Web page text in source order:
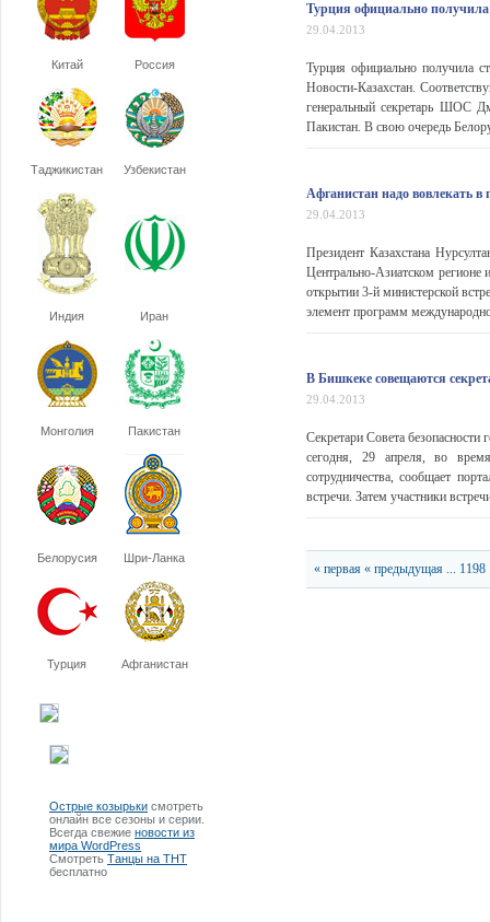
Китай Россия
Таджикистан Узбекистан
Индия Иран
Монголия Пакистан
Белорусия Шри-Ланка
Турция Афганистан
Острые козырьки смотреть
онлайн все сезоны и серии.
Всегда свежие новости из
мира WordPress
Смотреть Танцы на ТНТ
бесплатно
Турция официально
29.04.2013
Турция официально получила
Новости-Казахстан.
генеральный секретарь ШОС
Пакистан. В свою очередь
Афганистан надо вовлекать в
29.04.2013
Президент Казахстана
Центрально-Азиатском
открытии 3-й министерской
элемент программ
В Бишкеке совещаются
29.04.2013
Секретари Совета
сегодня, 29 апреля, во время
сотрудничества, сообщает
встречи. Затем участники
« первая « предыдущая ... 1198